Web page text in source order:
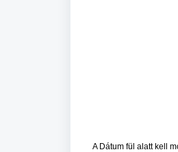
A Dátum fül alatt kell